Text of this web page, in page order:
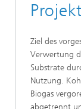
Ziel des
Verwertung
Substrate
Nutzung.
Biogas
abgetrennt